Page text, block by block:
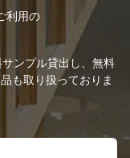
利用の
ンプル貸出し、無料
も取り扱っておりま